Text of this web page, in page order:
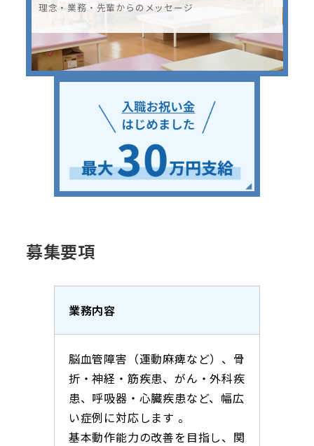
理念・業務・先輩からのメッセージ
募集要項
業務内容
脳血管障害（運動麻痺など）、骨
折・神経・筋疾患、がん・外科疾
患、呼吸器・心臓疾患など、幅広
い症例に対応します 。
基本動作能力の改善を目指し、関